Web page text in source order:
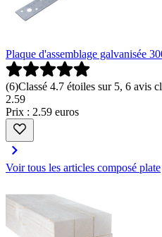
Plaque d'assemblage galvanisée
(6)Classé 4.7 étoiles sur 5, 6 avis
2.59
Prix : 2.59 euros
Voir tous les articles composé plate